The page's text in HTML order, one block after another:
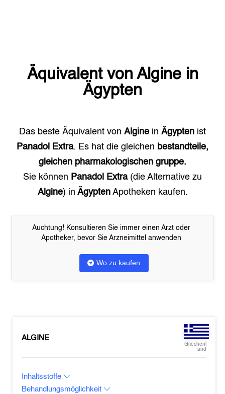
Äquivalent von Alginein
Ägypten
Das beste Äquivalent von Algine in Ägypten ist
Panadol Extra. Es hat die gleichen bestandteile,
gleichen pharmakologischen gruppe.
Sie können Panadol Extra(die Alternative zu
Algine) in ÄgyptenApotheken kaufen.
Auchtung! Konsultieren Sie immer einen Arzt oder
Apotheker, bevor Sie Arzneimittel anwenden
Wo zu kaufen
ALGINE
Griechenl
and
Inhaltsstoffe
Behandlungsmöglichkeit